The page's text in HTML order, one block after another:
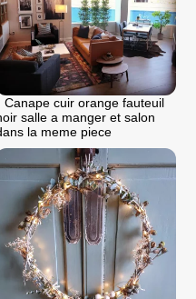
Canape cuir orange fauteuil
salle a manger et salon
la meme piece